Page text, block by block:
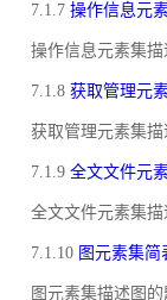
7.1.7 操作信息元
操作信息元素集
7.1.8 获取管理元
获取管理元素集
7.1.9 全文文件元
全文文件元素集
7.1.10 图元素集简
图元素集描述图